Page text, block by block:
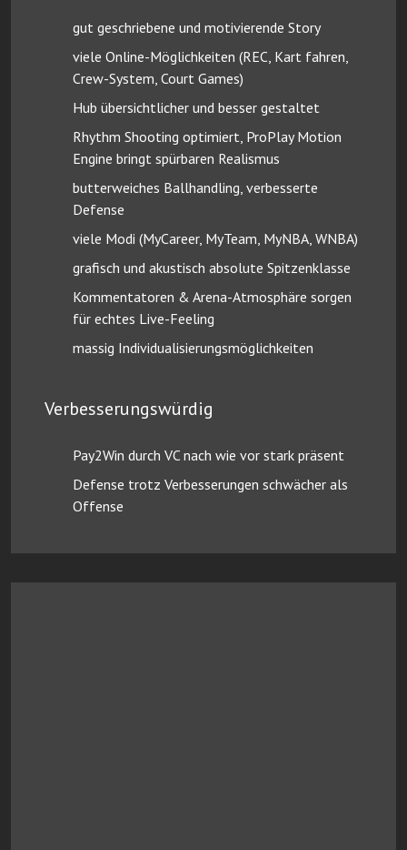
gut geschriebene und motivierende Story
viele Online-Möglichkeiten (REC, Kart fahren,
Crew-System, Court Games)
Hub übersichtlicher und besser gestaltet
Rhythm Shooting optimiert, ProPlay Motion
Engine bringt spürbaren Realismus
butterweiches Ballhandling, verbesserte
Defense
viele Modi (MyCareer, MyTeam, MyNBA, WNBA)
grafisch und akustisch absolute Spitzenklasse
Kommentatoren & Arena-Atmosphäre sorgen
für echtes Live-Feeling
massig Individualisierungsmöglichkeiten
Verbesserungswürdig
Pay2Win durch VC nach wie vor stark präsent
Defense trotz Verbesserungen schwächer als
Offense